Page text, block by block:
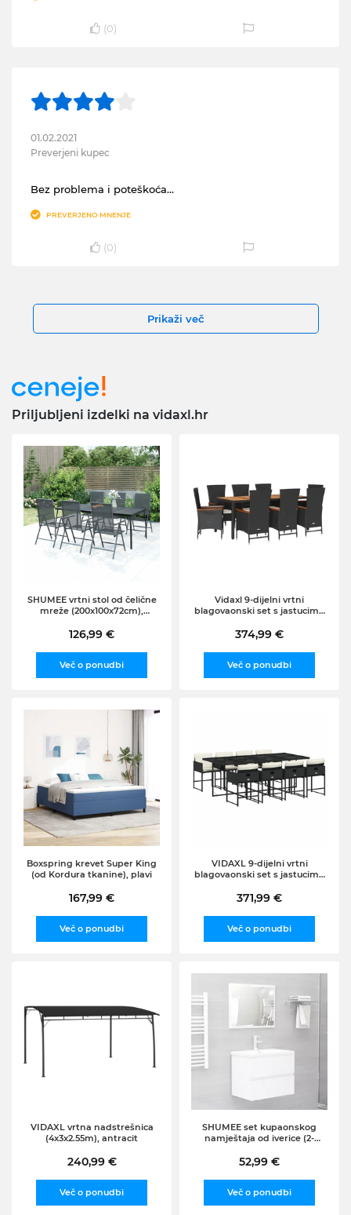
(0)
01.02.2021
Preverjeni kupec
Bez problema i poteškoća...
PREVERJENO MNENJE
(0)
Prikaži več
Priljubljeni izdelki na vidaxl.hr
SHUMEE vrtni stol od čelične
mreže (200x100x72cm),
126,99 €
Več o ponudbi
Vidaxl 9-dijelni vrtni
blagovaonski set s jastucima
374,99 €
Več o ponudbi
Boxspring krevet Super King
(od Kordura tkanine), plavi
167,99 €
Več o ponudbi
VIDAXL 9-dijelni vrtni
blagovaonski set s jastucima
371,99 €
Več o ponudbi
VIDAXL vrtna nadstrešnica
(4x3x2.55m), antracit
240,99 €
Več o ponudbi
SHUMEE set kupaonskog
namještaja od iverice (2-
52,99 €
Več o ponudbi